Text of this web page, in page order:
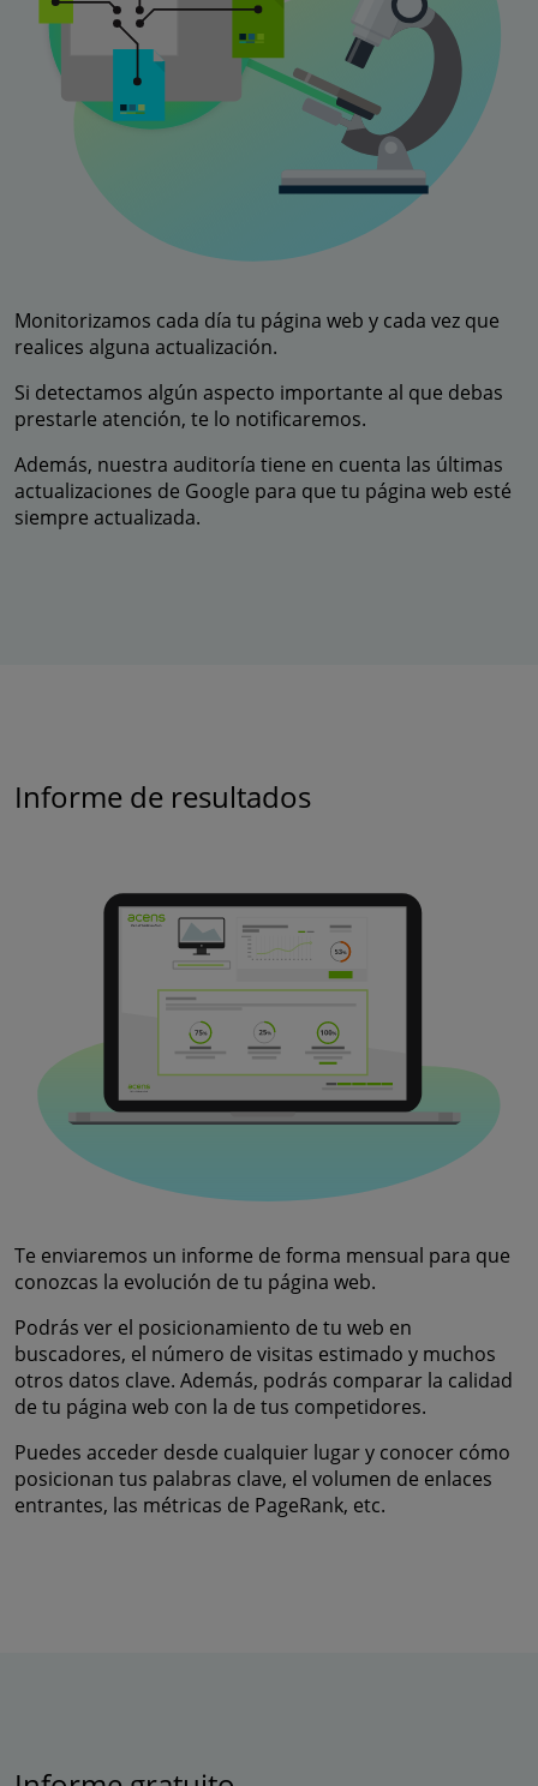
Monitorizamos cada día tu página web y cada vez que
realices alguna actualización.
Si detectamos algún aspecto importante al que debas
prestarle atención, te lo notificaremos.
Además, nuestra auditoría tiene en cuenta las últimas
actualizaciones de Google para que tu página web esté
siempre actualizada.
Informe de resultados
Te enviaremos un informe de forma mensual para que
conozcas la evolución de tu página web.
Podrás ver el posicionamiento de tu web en
buscadores, el número de visitas estimado y muchos
otros datos clave. Además, podrás comparar la calidad
de tu página web con la de tus competidores.
Puedes acceder desde cualquier lugar y conocer cómo
posicionan tus palabras clave, el volumen de enlaces
entrantes, las métricas de PageRank, etc.